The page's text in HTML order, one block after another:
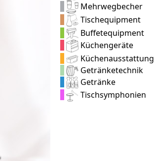
Mehrwegbecher
Tischequipment
Buffetequipment
Küchengeräte
Küchenausstattung
Getränketechnik
Getränke
Tischsymphonien